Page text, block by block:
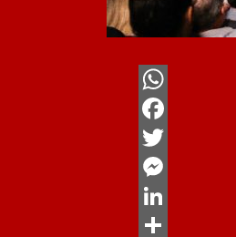
WhatsApp
Facebook
Twitter
Messenger
LinkedIn